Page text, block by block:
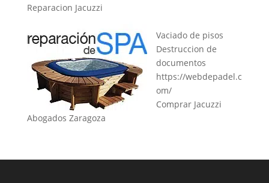
Reparacion Jacuzzi
Vaciado de pisos
Destruccion de
documentos
https://webdepadel.c
om/
Comprar Jacuzzi
Abogados Zaragoza